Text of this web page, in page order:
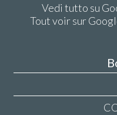
Vedi tutto su
Tout voir sur